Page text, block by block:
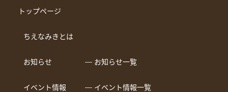
トップページ
ちえなみきとは
お知らせ ― お知らせ一覧
イベント情報 ― イベント情報一覧